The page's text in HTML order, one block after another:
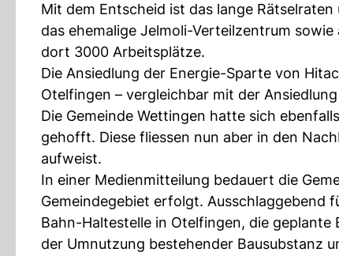
Mit dem Entscheid ist das lange
das ehemalige Jelmoli-Verteilzentrum
dort 3000 Arbeitsplätze.
Die Ansiedlung der Energie-Sparte von
Otelfingen – vergleichbar mit der
Die Gemeinde Wettingen hatte sich
gehofft. Diese fliessen nun aber in den
aufweist.
In einer Medienmitteilung bedauert die
Gemeindegebiet erfolgt. Ausschlaggebend
Bahn-Haltestelle in Otelfingen, die
der Umnutzung bestehender Bausubstanz